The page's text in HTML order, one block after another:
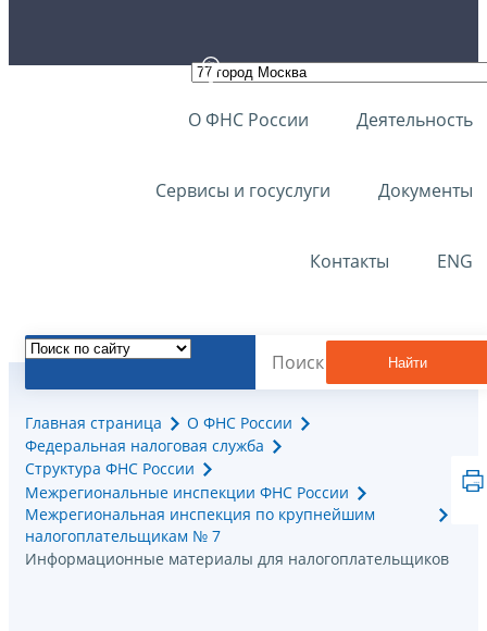
О ФНС России Деятельность
Сервисы и госуслуги Документы
Контакты ENG
Найти
Главная страница
О ФНС России
Федеральная налоговая служба
Структура ФНС России
Межрегиональные инспекции ФНС России
Межрегиональная инспекция по крупнейшим
налогоплательщикам № 7
Информационные материалы для налогоплательщиков